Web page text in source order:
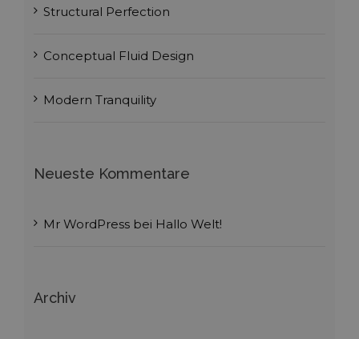
Structural Perfection
Conceptual Fluid Design
Modern Tranquility
Neueste Kommentare
Mr WordPressbei Hallo Welt!
Archiv